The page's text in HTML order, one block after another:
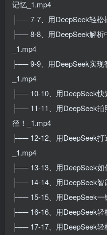
记忆_1.mp4
├── 7-7、用DeepSeek轻松
├── 8-8、用DeepSeek解
_1.mp4
├── 9-9、用DeepSeek实现
_1.mp4
├── 10-10、用DeepSeek
├── 11-11、用DeepSeek
径！_1.mp4
├── 12-12、用DeepSeek
_1.mp4
├── 13-13、用DeepSeek
├── 14-14、用DeepSeek
├── 15-15、用DeepSeek
├── 16-16、用DeepSeek
├── 17-17、用DeepSeek